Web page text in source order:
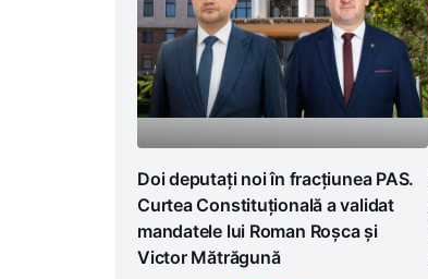
Doi deputați noi în fracțiunea PAS.
Curtea Constituțională a validat
mandatele lui Roman Roșca și
Victor Mătrăgună